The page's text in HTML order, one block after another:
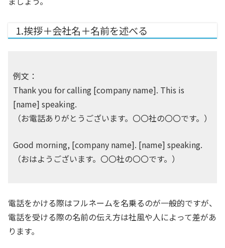
1.挨拶＋会社名＋名前を述べる
例文：
Thank you for calling [company name]. This is
[name] speaking.
（お電話ありがとうございます。〇〇社の〇〇です。）
Good morning, [company name]. [name] speaking.
（おはようございます。〇〇社の〇〇です。）
電話をかける際はフルネームを名乗るのが一般的ですが、
電話を受ける際の名前の伝え方は社風や人によって差があ
ります。